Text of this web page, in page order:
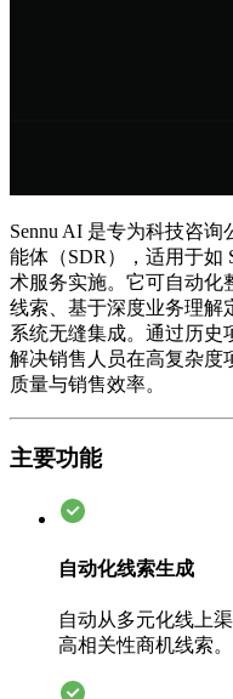
Sennu AI 是专为科技咨
能体（SDR），适用于如
术服务实施。它可自动化
线索、基于深度业务理解
系统无缝集成。通过历史
解决销售人员在高复杂度
质量与销售效率。
主要功能
自动化线索生成
自动从多元化线上
高相关性商机线索。